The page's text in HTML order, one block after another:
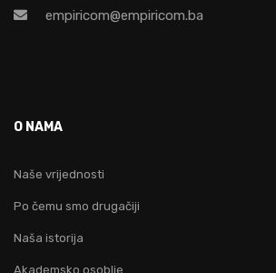
empiricom@empiricom.ba
O NAMA
Naše vrijednosti
Po čemu smo drugačiji
Naša istorija
Akademsko osoblje